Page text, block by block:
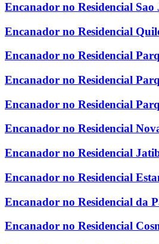
Encanador no Residencial Sao
Encanador no Residencial
Encanador no Residencial
Encanador no Residencial
Encanador no Residencial
Encanador no Residencial
Encanador no Residencial
Encanador no Residencial
Encanador no Residencial da
Encanador no Residencial